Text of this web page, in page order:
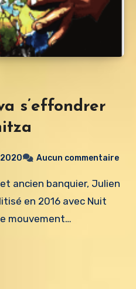
s’effondrer
Aucun commentaire
ancien banquier, Julien
en 2016 avec Nuit
mouvement…